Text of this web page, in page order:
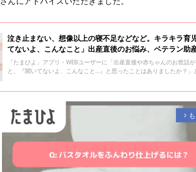
泣き止まない、想像以上の寝不足などなど。キラキラ育
てないよ、こんなこと」出産直後のお悩み、ベテラン助
「たまひよ」アプリ・WEBユーザーに「出産直後や赤ちゃんのお世話
と、『聞いてないよ、こんなこと…』と思ったことはありましたか？」
arrow_forward_ios